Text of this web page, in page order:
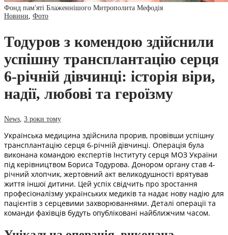
Фонд пам'яті Блаженнішого Митрополита Мефодія
Новини Фото
Тодуров з комендою здійснили
успішну трансплантацію серця
6-річній дівчинці: історія віри,
надії, любові та героїзму
News 3 роки тому
Українська медицина здійснила прорив, провівши успішну
трансплантацію серця 6-річній дівчинці. Операція була
виконана командою експертів Інституту серця МОЗ України
під керівництвом Бориса Тодурова. Донором органу став 4-
річний хлопчик, жертовний акт великодушності врятував
життя іншої дитини. Цей успіх свідчить про зростання
професіоналізму українських медиків та надає нову надію для
пацієнтів з серцевими захворюваннями. Деталі операції та
команди фахівців будуть опубліковані найближчим часом.